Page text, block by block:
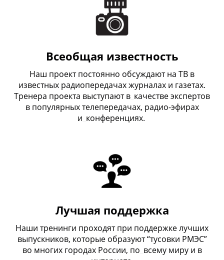
Всеобщая известность
Наш проект постоянно обсуждают на ТВ в
известных радиопередачах журналах и газетах.
Тренера проекта выступают в качестве экспертов
в популярных телепередачах, радио-эфирах
и конференциях.
Лучшая поддержка
Наши тренинги проходят при поддержке лучших
выпускников, которые образуют “тусовки РМЭС”
во многих городах России, по всему миру и в